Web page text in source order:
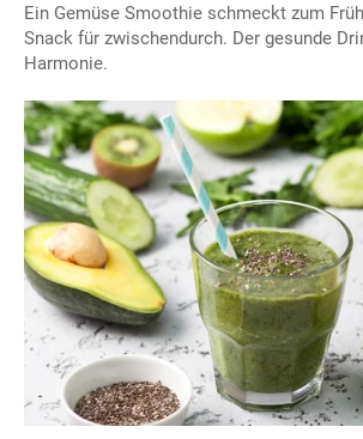
Ein Gemüse Smoothie schmeckt zum
Snack für zwischendurch. Der gesunde
Harmonie.